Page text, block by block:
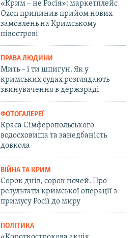
«Крим – не Росія»: маркетплейс
Ozon припинив прийом нових
замовлень на Кримському
півострові
ПРАВА ЛЮДИНИ
Мить – і ти шпигун. Як у
кримських судах розглядають
звинувачення в держзраді
ФОТОГАЛЕРЕЇ
Краса Сімферопольського
водосховища та занедбаність
довкола
ВІЙНА ТА КРИМ
Сорок днів, сорок ночей. Про
результати кримської операції з
примусу Росії до миру
ПОЛІТИКА